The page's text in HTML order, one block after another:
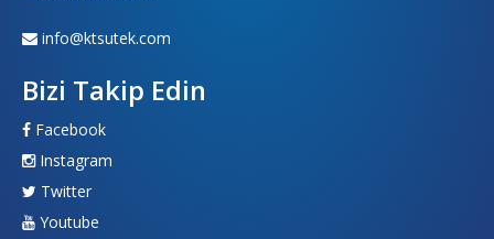
info@ktsutek.com
Bizi Takip Edin
Facebook
Instagram
Twitter
Youtube